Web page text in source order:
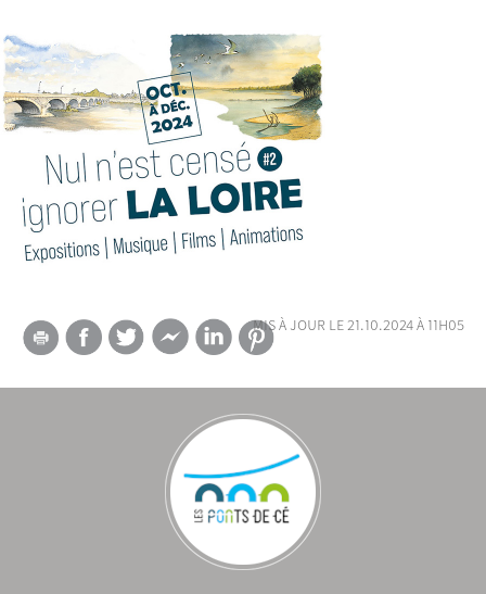
mis à jour le 21.10.2024 à 11h05